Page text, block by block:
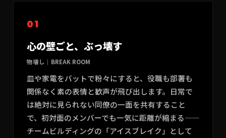
01
心の壁ごと、ぶっ壊す
物壊し ｜ BREAK ROOM
皿や家電をバットで粉々にすると、役職も部署も
関係なく素の表情と歓声が飛び出します。日常で
は絶対に見られない同僚の一面を共有すること
で、初対面のメンバーでも一気に距離が縮まる——
チームビルディングの「アイスブレイク」として